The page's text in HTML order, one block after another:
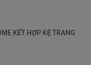
KẾT HỢP KỆ TRANG